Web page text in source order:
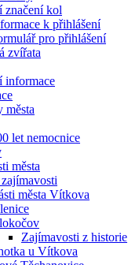
značení kol
k přihlášení
pro přihlášení
zvířata
informace
města
let nemocnice
města
města Vítkova
Zajímavosti z historie
u Vítkova